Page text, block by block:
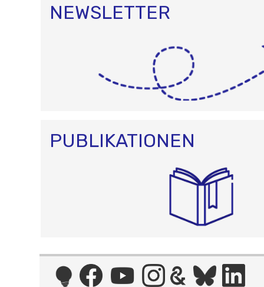
NEWSLETTER
PUBLIKATIONEN